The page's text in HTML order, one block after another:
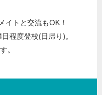
イトと交流もOK！
程度登校(日帰り)。
。